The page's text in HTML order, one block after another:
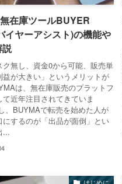
在庫ツールBUYER
イヤーアシスト)の機能や
説
ク無し、資金0から可能、販売単
益が大きい」というメリットが
は、無在庫販売のプラットフ
て近年注目されてきていま
、BUYMAで転売を始めた人が
にするのが「出品が面倒」とい
...